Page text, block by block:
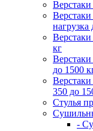
нагрузка
кг
до 1500
350 до
Стулья
-